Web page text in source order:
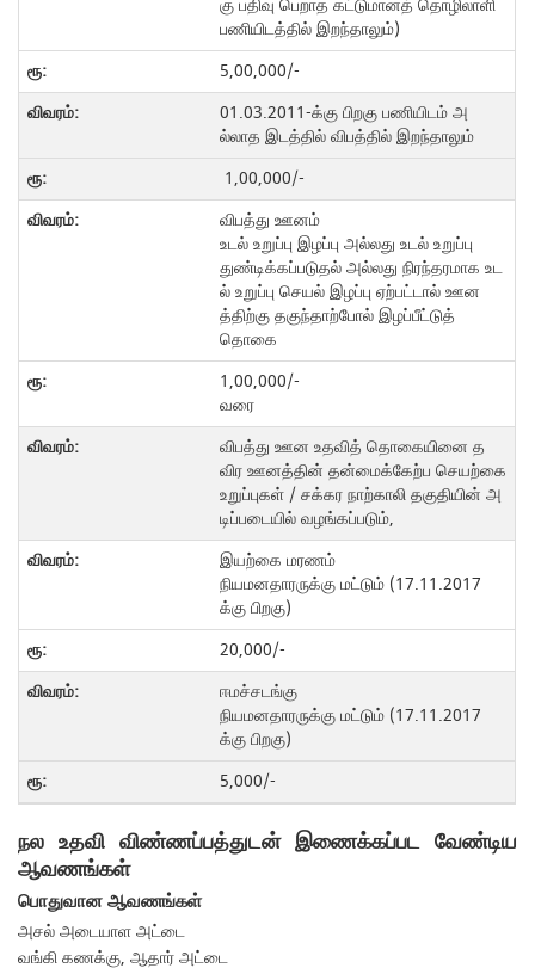
கு பதிவு பெறாத கட்டுமானத் தொழிலாளி
பணியிடத்தில் இறந்தாலும்)
5,00,000/-
01.03.2011-க்கு பிறகு பணியிடம் அ
ல்லாத இடத்தில் விபத்தில் இறந்தாலும்
1,00,000/-
விபத்து ஊனம்
உடல் உறுப்பு இழப்பு அல்லது உடல் உறுப்பு
துண்டிக்கப்படுதல் அல்லது நிரந்தரமாக உட
ல் உறுப்பு செயல் இழப்பு ஏற்பட்டால் ஊன
த்திற்கு தகுந்தாற்போல் இழப்பீட்டுத்
தொகை
1,00,000/-
வரை
விபத்து ஊன உதவித் தொகையினை த
விர ஊனத்தின் தன்மைக்கேற்ப செயற்கை
உறுப்புகள் / சக்கர நாற்காலி தகுதியின் அ
டிப்படையில் வழங்கப்படும்,
இயற்கை மரணம்
நியமனதாரருக்கு மட்டும் (17.11.2017
க்கு பிறகு)
20,000/-
ஈமச்சடங்கு
நியமனதாரருக்கு மட்டும் (17.11.2017
க்கு பிறகு)
5,000/-
நல உதவி விண்ணப்பத்துடன் இணைக்கப்பட வேண்டிய
ஆவணங்கள்
பொதுவான ஆவணங்கள்
அசல் அடையாள அட்டை
வங்கி கணக்கு, ஆதார் அட்டை